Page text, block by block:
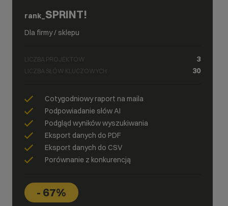
rank_ SPRINT!
Dla firmy / sklepu
LICZBA PROJEKTÓW 3
LICZBA SŁÓW KLUCZOWYCH 30
Cotygodniowy raport na maila
Podpowiadanie słów AI
Podgląd wyników wyszukiwania
Eksport danych do PDF
Eksport danych do CSV
Porównanie z konkurencją
- 67%